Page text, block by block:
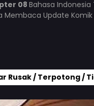
08 Bahasa Indonesia
Membaca Update
Rusak / Terpotong /